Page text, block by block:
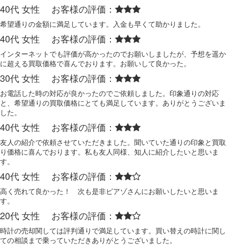
40代 女性 お客様の評価：
希望通りの金額に満足しています。入金も早くて助かりました。
40代 女性 お客様の評価：
インターネットでも評価が高かったのでお願いしましたが、予想を遥か
に超える買取価格で喜んでおります。お願いして良かった。
30代 女性 お客様の評価：
お電話した時の対応が良かったのでご依頼しました。印象通りの対応
と、希望通りの買取価格にとても満足しています。ありがとうございま
した。
40代 女性 お客様の評価：
友人の紹介で依頼させていただきました。聞いていた通りの印象と買取
り価格に喜んでおります。私も友人同様、知人に紹介したいと思いま
す。
40代 女性 お客様の評価：
高く売れて良かった！ 次も是非ピアゾさんにお願いしたいと思いま
す。
20代 女性 お客様の評価：
時計の売却関しては評判通りで満足しています。買い替えの時計に関し
ての相談まで乗っていただきありがとうございました。